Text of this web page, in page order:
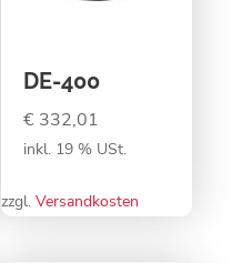
DE-400
€ 332,01
inkl. 19 % USt.
zzgl.Versandkosten